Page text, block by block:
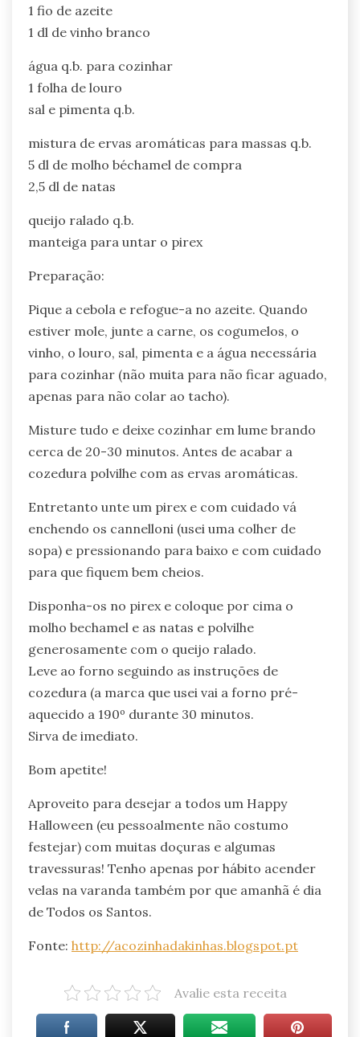
1 fio de azeite
1 dl de vinho branco
água q.b. para cozinhar
1 folha de louro
sal e pimenta q.b.
mistura de ervas aromáticas para massas q.b.
5 dl de molho béchamel de compra
2,5 dl de natas
queijo ralado q.b.
manteiga para untar o pirex
Preparação:
Pique a cebola e refogue-a no azeite. Quando
estiver mole, junte a carne, os cogumelos, o
vinho, o louro, sal, pimenta e a água necessária
para cozinhar (não muita para não ficar aguado,
apenas para não colar ao tacho).
Misture tudo e deixe cozinhar em lume brando
cerca de 20-30 minutos. Antes de acabar a
cozedura polvilhe com as ervas aromáticas.
Entretanto unte um pirex e com cuidado vá
enchendo os cannelloni (usei uma colher de
sopa) e pressionando para baixo e com cuidado
para que fiquem bem cheios.
Disponha-os no pirex e coloque por cima o
molho bechamel e as natas e polvilhe
generosamente com o queijo ralado.
Leve ao forno seguindo as instruções de
cozedura (a marca que usei vai a forno pré-
aquecido a 190º durante 30 minutos.
Sirva de imediato.
Bom apetite!
Aproveito para desejar a todos um Happy
Halloween (eu pessoalmente não costumo
festejar) com muitas doçuras e algumas
travessuras! Tenho apenas por hábito acender
velas na varanda também por que amanhã é dia
de Todos os Santos.
Fonte: http://acozinhadakinhas.blogspot.pt
Avalie esta receita